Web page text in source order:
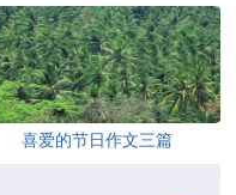
喜爱的节日作文三篇